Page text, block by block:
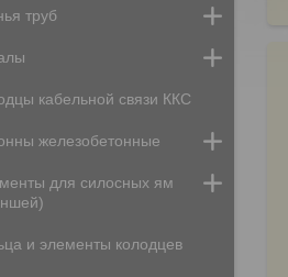
труб
кабельной связи ККС
железобетонные
для силосных ям
и элементы колодцев